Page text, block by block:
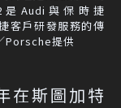
是Audi與保時捷
客戶研發服務的傳
Porsche提供
在斯圖加特